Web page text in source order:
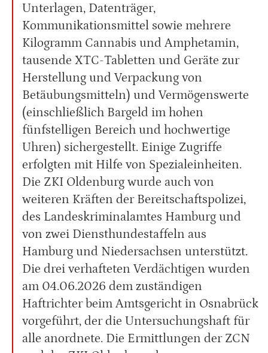
Unterlagen, Datenträger,
Kommunikationsmittel sowie mehrere
Kilogramm Cannabis und Amphetamin,
tausende XTC-Tabletten und Geräte zur
Herstellung und Verpackung von
Betäubungsmitteln) und Vermögenswerte
(einschließlich Bargeld im hohen
fünfstelligen Bereich und hochwertige
Uhren) sichergestellt. Einige Zugriffe
erfolgten mit Hilfe von Spezialeinheiten.
Die ZKI Oldenburg wurde auch von
weiteren Kräften der Bereitschaftspolizei,
des Landeskriminalamtes Hamburg und
von zwei Diensthundestaffeln aus
Hamburg und Niedersachsen unterstützt.
Die drei verhafteten Verdächtigen wurden
am 04.06.2026 dem zuständigen
Haftrichter beim Amtsgericht in Osnabrück
vorgeführt, der die Untersuchungshaft für
alle anordnete. Die Ermittlungen der ZCN